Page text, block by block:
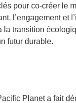
pour co-créer le
l’engagement et
la transition
futur durable.
Planet a fait